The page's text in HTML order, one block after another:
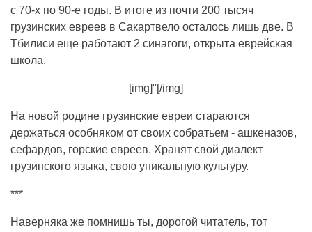
с 70-х по 90-е годы. В итоге из почти 200 тысяч
грузинских евреев в Сакартвело осталось лишь две. В
Тбилиси еще работают 2 синагоги, открыта еврейская
школа.
[img]"[/img]
На новой родине грузинские евреи стараются
держаться особняком от своих собратьем - ашкеназов,
сефардов, горские евреев. Хранят свой диалект
грузинского языка, свою уникальную культуру.
***
Наверняка же помнишь ты, дорогой читатель, тот